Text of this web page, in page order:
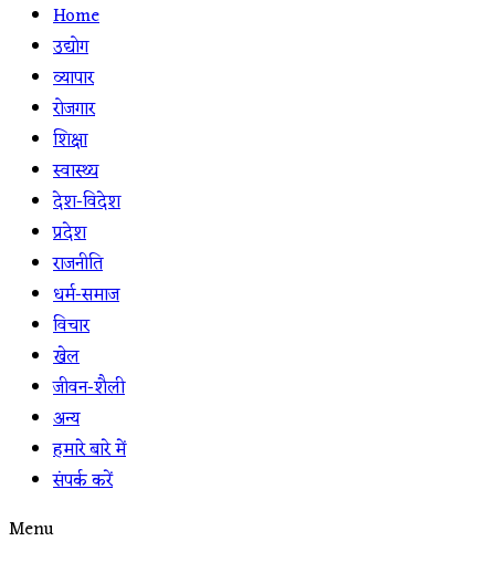
Home
उद्योग
व्यापार
रोजगार
शिक्षा
स्वास्थ्य
देश-विदेश
प्रदेश
राजनीति
धर्म-समाज
विचार
खेल
जीवन-शैली
अन्य
हमारे बारे में
संपर्क करें
Menu